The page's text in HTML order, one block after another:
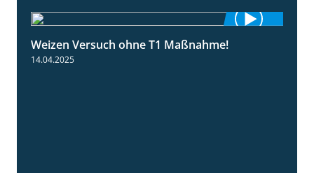
Weizen Versuch ohne T1 Maßnahme!
14.04.2025